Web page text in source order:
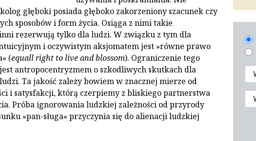
głęboki posiada głęboko zakorzeniony szacunek czy
sposobów i form życia. Osiąga z nimi takie
rezerwują tylko dla ludzi. W związku z tym dla
i oczywistym aksjomatem jest »równe prawo
(equall right to live and blossom). Ograniczenie tego
antropocentryzmem o szkodliwych skutkach dla
Ta jakość zależy bowiem w znacznej mierze od
i satysfakcji, którą czerpiemy z bliskiego partnerstwa
Próba ignorowania ludzkiej zależności od przyrody
»pan-sługa« przyczynia się do alienacji ludzkiej